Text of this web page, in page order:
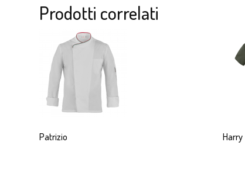
Prodotti correlati
Patrizio Harry